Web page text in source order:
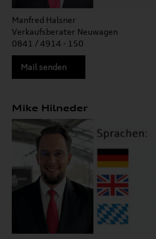
Manfred Halsner
Verkaufsberater Neuwagen
0841 / 4914 - 150
Mail senden
Mike Hilneder